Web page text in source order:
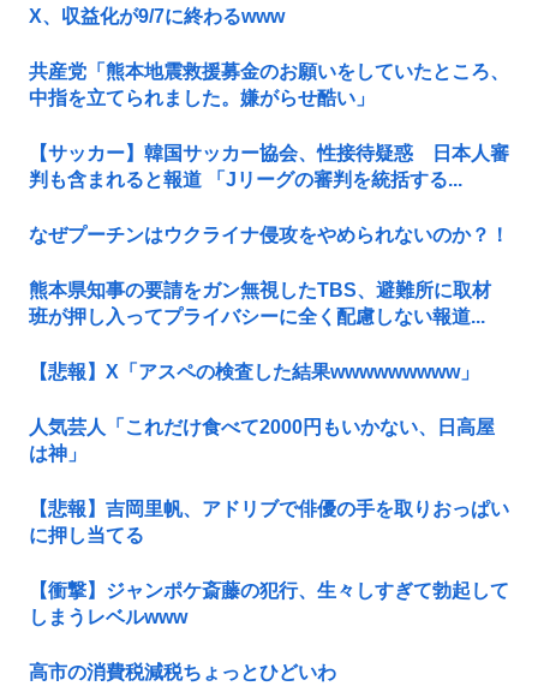
X、収益化が9/7に終わるwww
共産党「熊本地震救援募金のお願いをしていたところ、
中指を立てられました。嫌がらせ酷い」
【サッカー】韓国サッカー協会、性接待疑惑 日本人審
判も含まれると報道 「Jリーグの審判を統括する...
なぜプーチンはウクライナ侵攻をやめられないのか？！
熊本県知事の要請をガン無視したTBS、避難所に取材
班が押し入ってプライバシーに全く配慮しない報道...
【悲報】X「アスペの検査した結果wwwwwwwww」
人気芸人「これだけ食べて2000円もいかない、日高屋
は神」
【悲報】吉岡里帆、アドリブで俳優の手を取りおっぱい
に押し当てる
【衝撃】ジャンポケ斎藤の犯行、生々しすぎて勃起して
しまうレベルwww
高市の消費税減税ちょっとひどいわ